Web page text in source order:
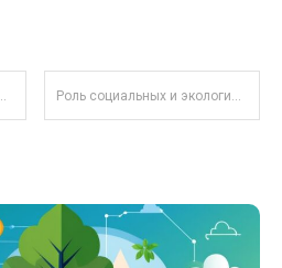
записям Роль социальных и экологических факторов в выборе паевых фондов 2025 года